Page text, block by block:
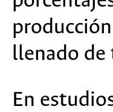
llenado de
En